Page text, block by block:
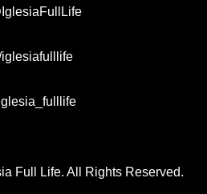
iglesiafulllife
Full Life. All Rights Reserved.